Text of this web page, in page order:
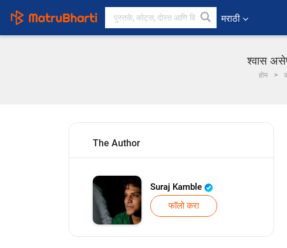
मराठी
श्वास
होम
The Author
Suraj Kamble
फॉलो करा